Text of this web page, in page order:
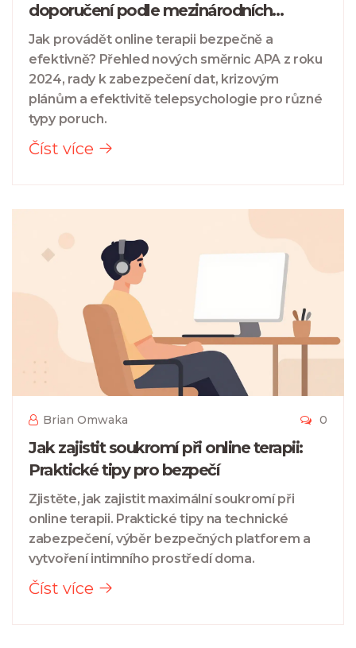
doporučení podle mezinárodních
expertů na duševní zdraví
Jak provádět online terapii bezpečně a
efektivně? Přehled nových směrnic APA z roku
2024, rady k zabezpečení dat, krizovým
plánům a efektivitě telepsychologie pro různé
typy poruch.
Číst více
Brian Omwaka 0
Jak zajistit soukromí při online terapii:
Praktické tipy pro bezpečí
Zjistěte, jak zajistit maximální soukromí při
online terapii. Praktické tipy na technické
zabezpečení, výběr bezpečných platforem a
vytvoření intimního prostředí doma.
Číst více